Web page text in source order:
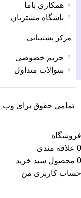
همکاری باما
باشگاه مشتریان
مرکز پشتیبانی
حریم خصوصی
سوالات متداول
تمامی حقوق برای وب
فروشگاه
0 علاقه مندی
0 محصول سبد خرید
حساب کاربری من